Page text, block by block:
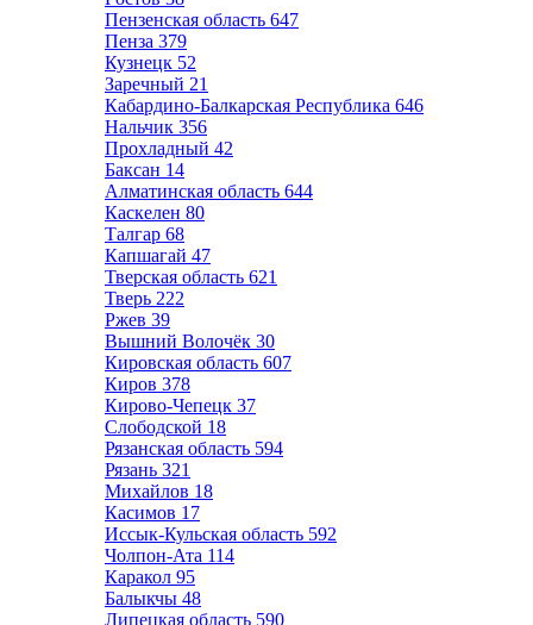
Пензенская область 647
Пенза 379
Кузнецк 52
Заречный 21
Кабардино-Балкарская Республика 646
Нальчик 356
Прохладный 42
Баксан 14
Алматинская область 644
Каскелен 80
Талгар 68
Капшагай 47
Тверская область 621
Тверь 222
Ржев 39
Вышний Волочёк 30
Кировская область 607
Киров 378
Кирово-Чепецк 37
Слободской 18
Рязанская область 594
Рязань 321
Михайлов 18
Касимов 17
Иссык-Кульская область 592
Чолпон-Ата 114
Каракол 95
Балыкчы 48
Липецкая область 590